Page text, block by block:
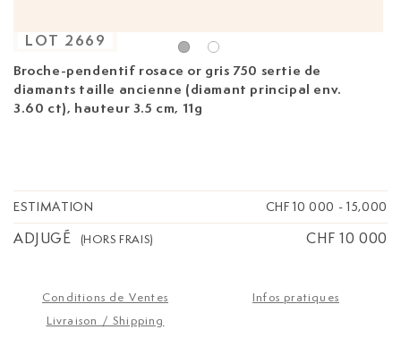
Broche-pendentif rosace or gris 750 sertie de
diamants taille ancienne (diamant principal env.
3.60 ct), hauteur 3.5 cm, 11g
LOT 2669
ESTIMATION CHF 10 000 - 15,000
ADJUGÉ (HORS FRAIS) CHF 10 000
Conditions de Ventes
Infos pratiques
Livraison / Shipping